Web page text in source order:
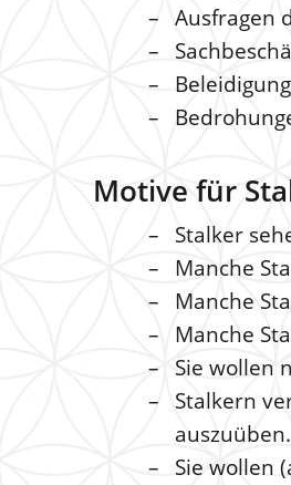
Ausfragen
Motive für
Stalker
Manche
Manche
Manche
Sie wollen
Stalkern
auszuüben.
Sie wollen